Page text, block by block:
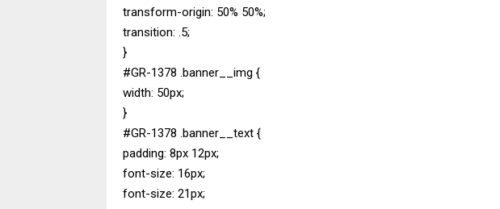
transform-origin: 50% 50%;
transition: .5;
}
#GR-1378 .banner__img {
width: 50px;
}
#GR-1378 .banner__text {
padding: 8px 12px;
font-size: 16px;
font-size: 21px;